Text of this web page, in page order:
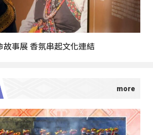
事展 香氛串起文化連結